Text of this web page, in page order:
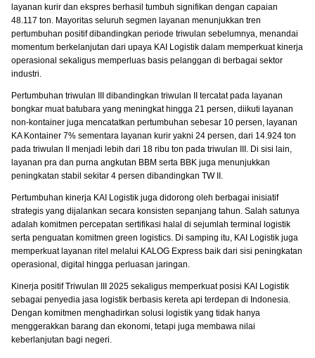
layanan kurir dan ekspres berhasil tumbuh signifikan dengan capaian
48.117 ton. Mayoritas seluruh segmen layanan menunjukkan tren
pertumbuhan positif dibandingkan periode triwulan sebelumnya, menandai
momentum berkelanjutan dari upaya KAI Logistik dalam memperkuat kinerja
operasional sekaligus memperluas basis pelanggan di berbagai sektor
industri.
Pertumbuhan triwulan III dibandingkan triwulan II tercatat pada layanan
bongkar muat batubara yang meningkat hingga 21 persen, diikuti layanan
non-kontainer juga mencatatkan pertumbuhan sebesar 10 persen, layanan
KA Kontainer 7% sementara layanan kurir yakni 24 persen, dari 14.924 ton
pada triwulan II menjadi lebih dari 18 ribu ton pada triwulan III. Di sisi lain,
layanan pra dan purna angkutan BBM serta BBK juga menunjukkan
peningkatan stabil sekitar 4 persen dibandingkan TW II.
Pertumbuhan kinerja KAI Logistik juga didorong oleh berbagai inisiatif
strategis yang dijalankan secara konsisten sepanjang tahun. Salah satunya
adalah komitmen percepatan sertifikasi halal di sejumlah terminal logistik
serta penguatan komitmen green logistics. Di samping itu, KAI Logistik juga
memperkuat layanan ritel melalui KALOG Express baik dari sisi peningkatan
operasional, digital hingga perluasan jaringan.
Kinerja positif Triwulan III 2025 sekaligus memperkuat posisi KAI Logistik
sebagai penyedia jasa logistik berbasis kereta api terdepan di Indonesia.
Dengan komitmen menghadirkan solusi logistik yang tidak hanya
menggerakkan barang dan ekonomi, tetapi juga membawa nilai
keberlanjutan bagi negeri.